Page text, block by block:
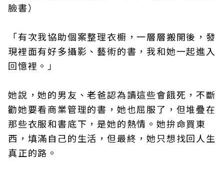
臉書）
「有次我協助個案整理衣櫥，一層層搬開後，發
現裡面有好多攝影、藝術的書，我和她一起進入
回憶裡。」
她說，她的男友、老爸認為讀這些會餓死，不斷
勸她要看商業管理的書，她也屈服了，但堆疊在
那些衣服和書底下，是她的熱情。她拚命買東
西，填滿自己的生活，但最終，她只想找回人生
真正的路。